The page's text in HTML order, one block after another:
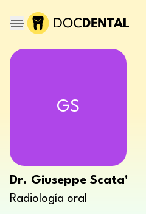
GS
Dr. Giuseppe Scata'
Radiología oral